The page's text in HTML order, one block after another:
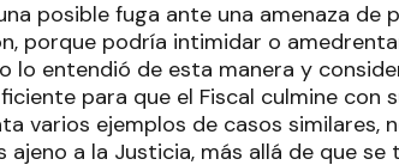
posible fuga ante una amenaza
porque podría intimidar o
lo entendió de esta manera y
para que el Fiscal culmine con
varios ejemplos de casos similares,
ajeno a la Justicia, más allá de que